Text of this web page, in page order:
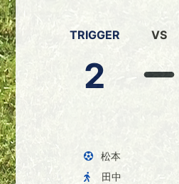
TRIGGER
2
VS
松本
田中